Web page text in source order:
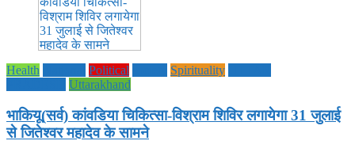
Health Political Spirituality
Uttarakhand
भाकियू(सर्व) कांवडिया चिकित्सा-विश्राम शिविर लगायेगा 31 जुलाई
से जितेश्वर महादेव के सामने